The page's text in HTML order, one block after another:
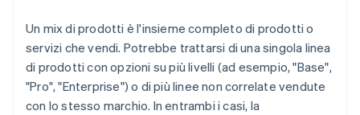
Un mix di prodotti è l'insieme completo di prodotti o
servizi che vendi. Potrebbe trattarsi di una singola linea
di prodotti con opzioni su più livelli (ad esempio, "Base",
"Pro", "Enterprise") o di più linee non correlate vendute
con lo stesso marchio. In entrambi i casi, la